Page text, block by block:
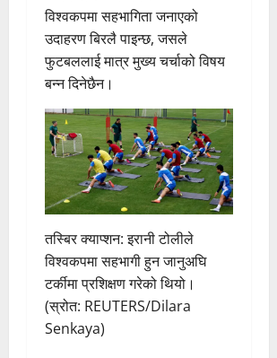
विश्वकपमा सहभागिता जनाएको
उदाहरण बिरलै पाइन्छ, जसले
फुटबललाई मात्र मुख्य चर्चाको विषय
बन्न दिनेछैन।
तस्बिर क्याप्शन: इरानी टोलीले
विश्वकपमा सहभागी हुन जानुअघि
टर्कीमा प्रशिक्षण गरेको थियो।
(स्रोत: REUTERS/Dilara
Senkaya)